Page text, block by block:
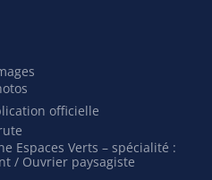
officielle
Espaces Verts – spécialité :
/ Ouvrier paysagiste